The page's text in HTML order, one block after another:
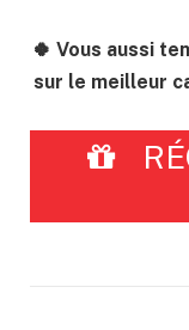
🍀 Vous aussi
sur le meilleur